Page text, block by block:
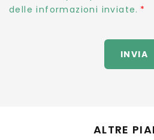
delle informazioni inviate.
INVIA
ALTRE